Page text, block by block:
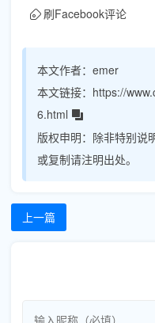
刷Facebook评论
本文作者： emer
本文链接： https://
6.html
版权申明： 除非特别说
或复制请注明出处。
上一篇